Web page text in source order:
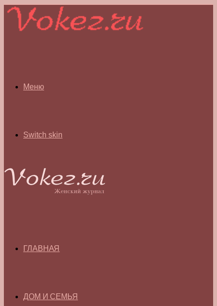
Меню
Switch skin
ГЛАВНАЯ
ДОМ И СЕМЬЯ